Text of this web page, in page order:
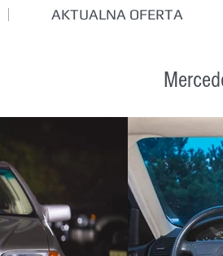
AKTUALNA OFERTA